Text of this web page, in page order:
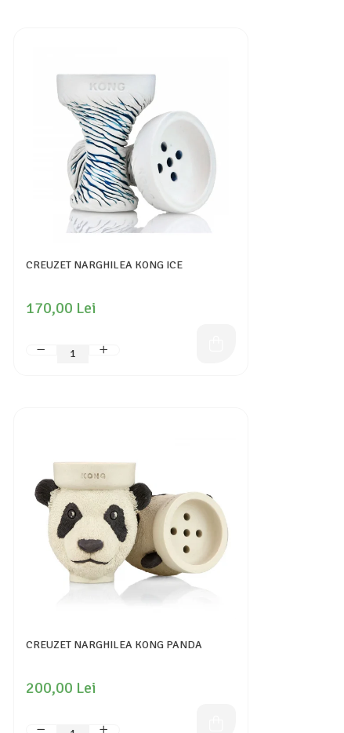
CREUZET NARGHILEA KONG ICE
170,00 Lei
CREUZET NARGHILEA KONG PANDA
200,00 Lei